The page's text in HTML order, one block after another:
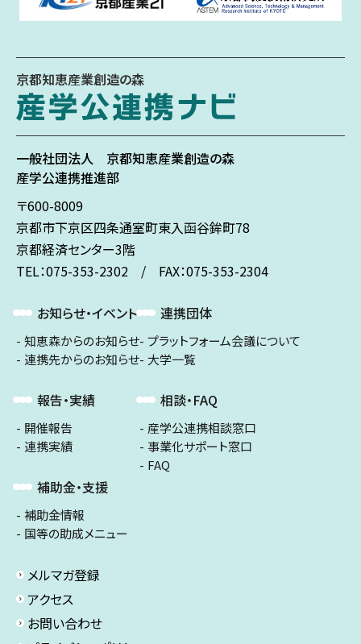
京都知恵産業創造の森
一般社団法人 京都知恵産業創造の森
産学公連携推進部
〒600-8009
京都市下京区四条通室町東入函谷鉾町78
京都経済センター3階
TEL：075-353-2302 / FAX：075-353-2304
お知らせ・イベント
知恵森からのお知らせ
連携先からのお知らせ
報告・実績
開催報告
連携実績
補助金・支援
補助金情報
国等の助成メニュー
連携団体
プラットフォーム会議について
大学一覧
相談・FAQ
産学公連携相談窓口
事業化サポート窓口
FAQ
メルマガ登録
アクセス
お問い合わせ